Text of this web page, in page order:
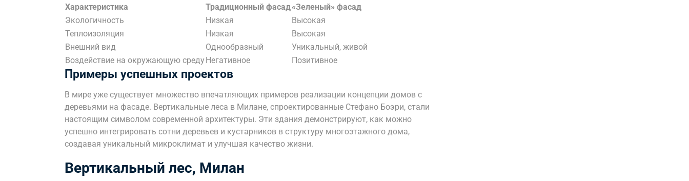
Характеристика Традиционный фасад«Зеленый» фасад
Экологичность
Низкая
Высокая
Теплоизоляция
Низкая
Высокая
Внешний вид
Однообразный
Уникальный, живой
Воздействие на окружающую среду Негативное Позитивное
Примеры успешных проектов
В мире уже существует множество впечатляющих примеров реализации концепции домов с
деревьями на фасаде. Вертикальные леса в Милане, спроектированные Стефано Боэри, стали
настоящим символом современной архитектуры. Эти здания демонстрируют, как можно
успешно интегрировать сотни деревьев и кустарников в структуру многоэтажного дома,
создавая уникальный микроклимат и улучшая качество жизни.
Вертикальный лес, Милан